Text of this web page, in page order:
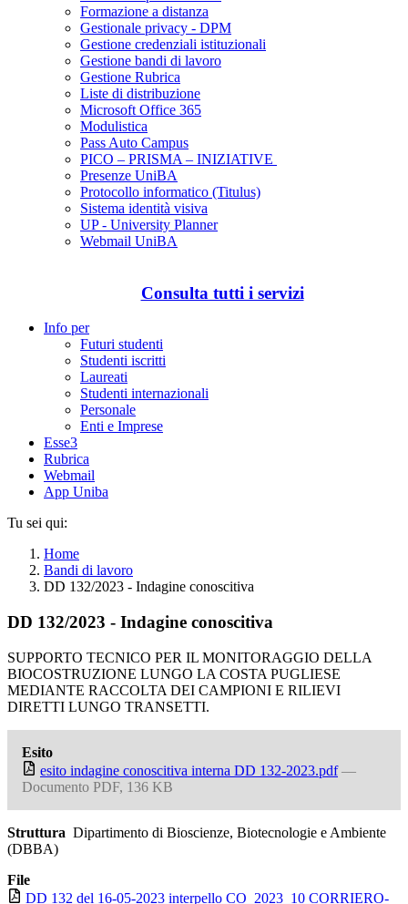
Formazione a distanza
Gestionale privacy - DPM
Gestione credenziali istituzionali
Gestione bandi di lavoro
Gestione Rubrica
Liste di distribuzione
Microsoft Office 365
Modulistica
Pass Auto Campus
PICO – PRISMA – INIZIATIVE
Presenze UniBA
Protocollo informatico (Titulus)
Sistema identità visiva
UP - University Planner
Webmail UniBA
Consulta tutti i servizi
Info per
Futuri studenti
Studenti iscritti
Laureati
Studenti internazionali
Personale
Enti e Imprese
Esse3
Rubrica
Webmail
App Uniba
Tu sei qui:
Home
Bandi di lavoro
DD 132/2023 - Indagine conoscitiva
DD 132/2023 - Indagine conoscitiva
SUPPORTO TECNICO PER IL MONITORAGGIO DELLA
BIOCOSTRUZIONE LUNGO LA COSTA PUGLIESE
MEDIANTE RACCOLTA DEI CAMPIONI E RILIEVI
DIRETTI LUNGO TRANSETTI.
Esito
esito indagine conoscitiva interna DD 132-2023.pdf —
Documento PDF, 136 KB
Struttura Dipartimento di Bioscienze, Biotecnologie e Ambiente
(DBBA)
File
DD 132 del 16-05-2023 interpello CO_2023_10 CORRIERO-